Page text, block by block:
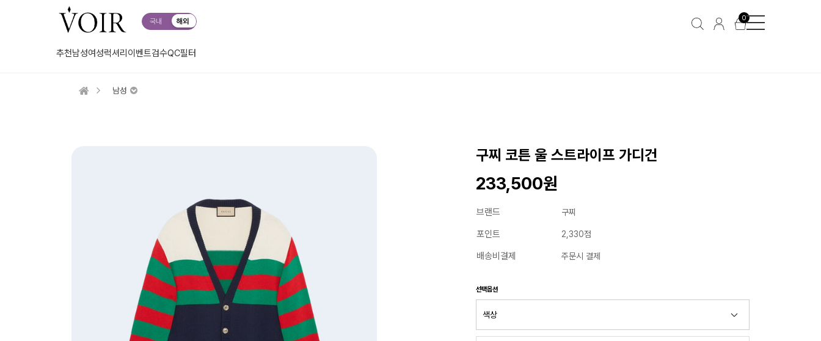
국내 해외 0
추천남성여성럭셔리 이벤트검수QC필터
남성
구찌 코튼 울 스트라이프 가디건
233,500원
브랜드 구찌
포인트 2,330점
배송비결제 주문시 결제
선택옵션